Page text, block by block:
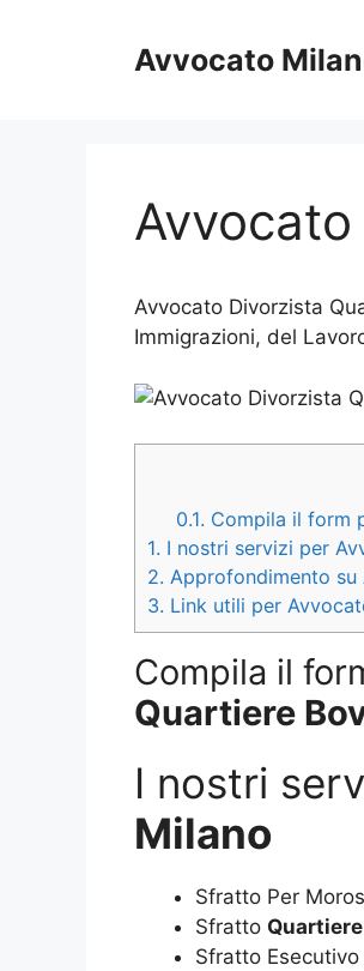
Avvocato
Avvocato Divorzista
Immigrazioni, del
0.1. Compila il form
1. I nostri servizi per
2. Approfondimento su
3. Link utili per
Compila il
Quartiere
I nostri
Milano
Sfratto Per
Sfratto
Sfratto Esecutivo